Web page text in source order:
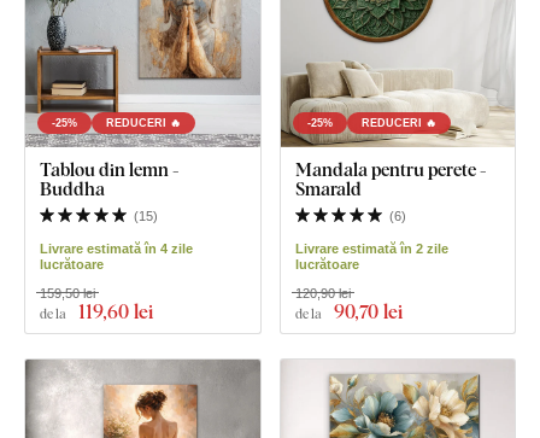
-25% REDUCERI 🔥
Tablou din lemn -
Buddha
(15)
Livrare estimată în 4 zile
lucrătoare
de la 119,60 lei
159,50 lei
-25% REDUCERI 🔥
Mandala pentru perete -
Smarald
(6)
Livrare estimată în 2 zile
lucrătoare
de la 90,70 lei
120,90 lei